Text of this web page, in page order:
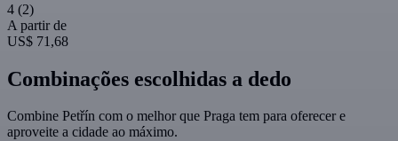
4 (2)
A partir de
US$ 71,68
Combinações escolhidas a dedo
Combine Petřín com o melhor que Praga tem para oferecer e
aproveite a cidade ao máximo.